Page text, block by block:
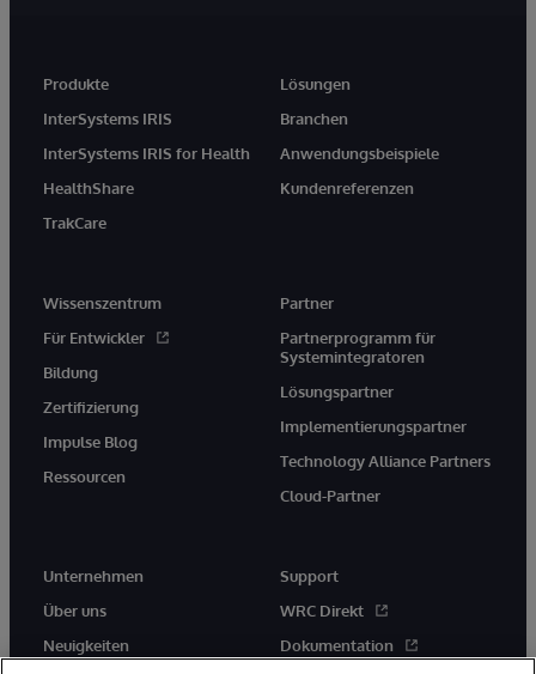
Produkte
InterSystems IRIS
InterSystems IRIS for Health
HealthShare
TrakCare
Lösungen
Branchen
Anwendungsbeispiele
Kundenreferenzen
Wissenszentrum
Für Entwickler
Bildung
Zertifizierung
Impulse Blog
Ressourcen
Partner
Partnerprogramm für
Systemintegratoren
Lösungspartner
Implementierungspartner
Technology Alliance Partners
Cloud-Partner
Unternehmen
Über uns
Neuigkeiten
Support
WRC Direkt
Dokumentation